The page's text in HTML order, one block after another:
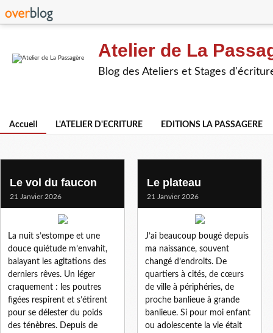
Atelier de La
Blog des Ateliers et Stages
Accueil L'ATELIER D'ECRITURE EDITIONS LA PASSAGERE
Le vol du faucon
21 Janvier 2026
La nuit s’estompe et une
douce quiétude m’envahit,
balayant les agitations des
derniers rêves. Un léger
craquement : les poutres
figées respirent et s’étirent
pour se délester du poids
des ténèbres. Depuis de
Le plateau
21 Janvier 2026
J’ai beaucoup bougé depuis
ma naissance, souvent
changé d’endroits. De
quartiers à cités, de cœurs
de ville à périphéries, de
proche banlieue à grande
banlieue. Si pour moi enfant
ou adolescente la vie était